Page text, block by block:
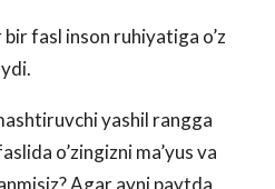
fasl inson ruhiyatiga o’z
yashil rangga
o’zingizni ma’yus va
Agar ayni paytda